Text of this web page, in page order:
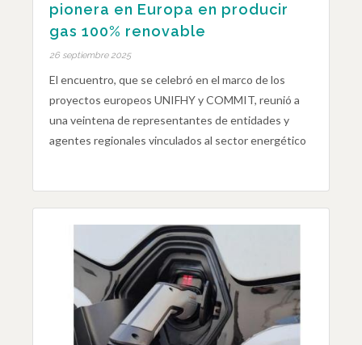
pionera en Europa en producir
gas 100% renovable
26 septiembre 2025
El encuentro, que se celebró en el marco de los
proyectos europeos UNIFHY y COMMIT, reunió a
una veintena de representantes de entidades y
agentes regionales vinculados al sector energético